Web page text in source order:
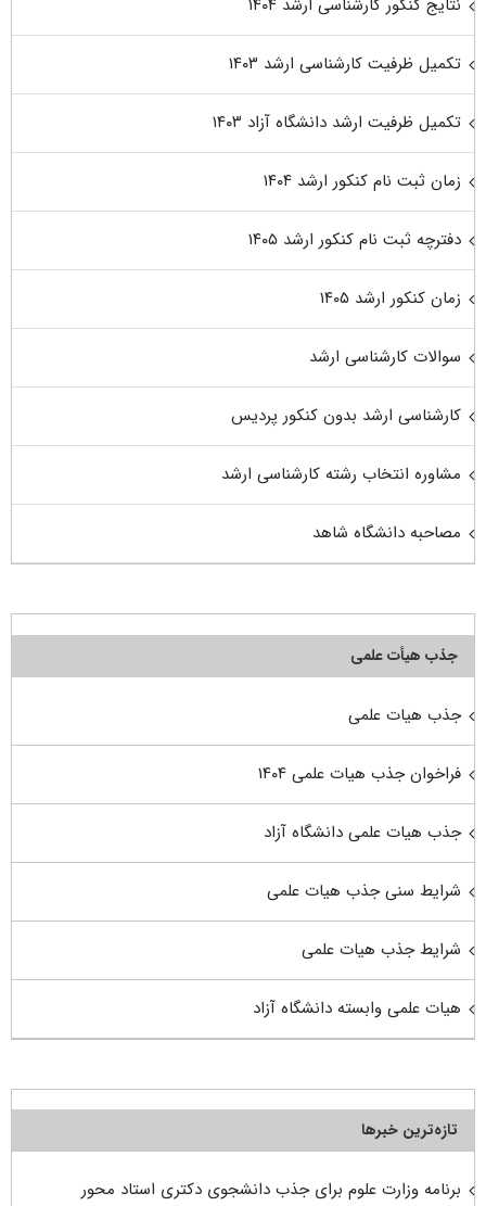
نتایج کنکور کارشناسی ارشد ۱۴۰۴
تکمیل ظرفیت کارشناسی ارشد ۱۴۰۳
تکمیل ظرفیت ارشد دانشگاه آزاد ۱۴۰۳
زمان ثبت نام کنکور ارشد ۱۴۰۴
دفترچه ثبت نام کنکور ارشد ۱۴۰۵
زمان کنکور ارشد ۱۴۰۵
سوالات کارشناسی ارشد
کارشناسی ارشد بدون کنکور پردیس
مشاوره انتخاب رشته کارشناسی ارشد
مصاحبه دانشگاه شاهد
جذب هیأت علمی
جذب هیات علمی
فراخوان جذب هیات علمی ۱۴۰۴
جذب هیات علمی دانشگاه آزاد
شرایط سنی جذب هیات علمی
شرایط جذب هیات علمی
هیات علمی وابسته دانشگاه آزاد
تازه‌ترین خبرها
برنامه وزارت علوم برای جذب دانشجوی دکتری استاد محور